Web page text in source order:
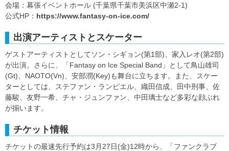
会場：幕張イベントホール (千葉県千葉市美浜区中瀬2-1)
公式HP： https://www.fantasy-on-ice.com/
出演アーティストとスケーター
ゲストアーティストとしてソン・シギョン(第1部)、家入レオ(第2部)
が出演。さらに、「Fantasy on Ice Special Band」として鳥山雄司
(Gt)、NAOTO(Vn)、安部潤(Key)も舞台に立ちます。また、スケー
ターとしては、ステファン・ランビエル、織田信成、田中刑事、佐
藤駿、友野一希、チャ・ジュンファン、中田璃士など多彩な顔ぶれ
が揃います。
チケット情報
チケットの最速先行予約は3月27日(金)12時から、「ファンクラブ